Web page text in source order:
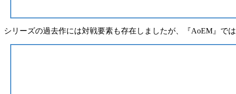
シリーズの過去作には対戦要素も存在しましたが、『AoEM』では